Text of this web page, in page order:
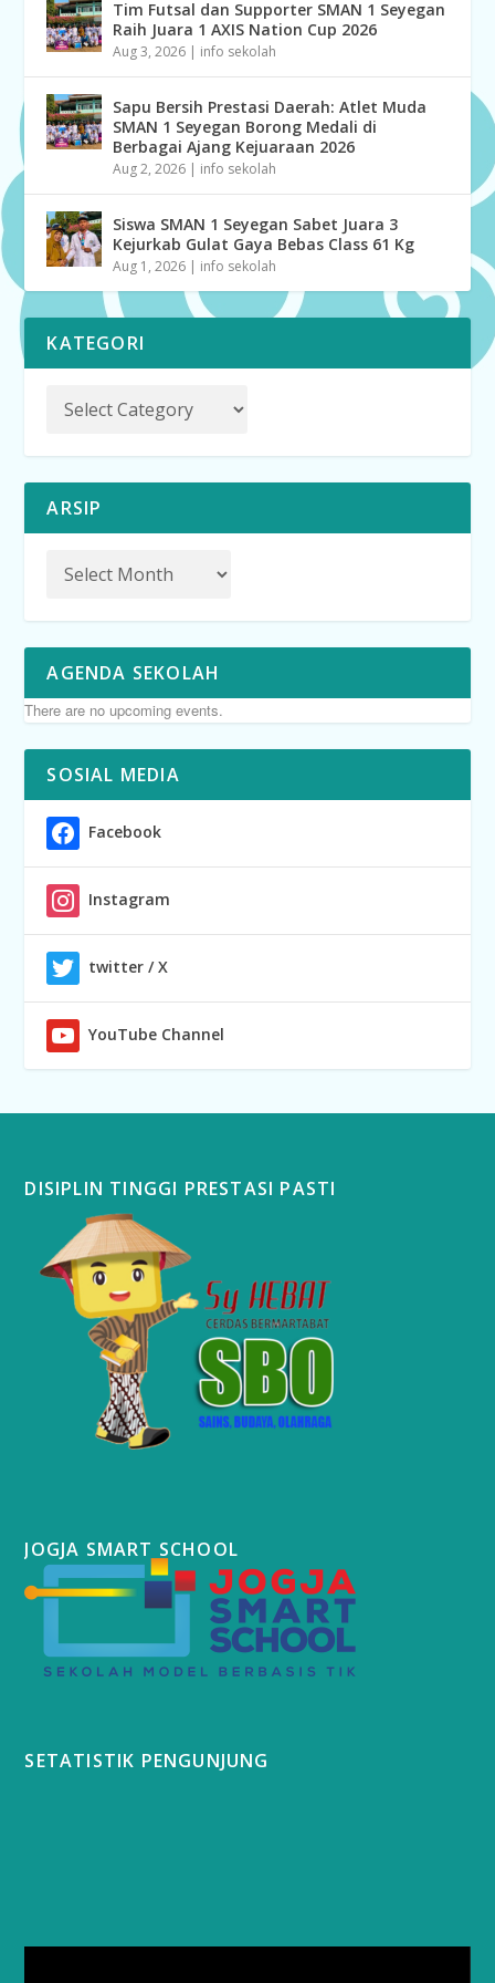
Tim Futsal dan Supporter SMAN 1 Seyegan
Raih Juara 1 AXIS Nation Cup 2026
Aug 3, 2026 | info sekolah
Sapu Bersih Prestasi Daerah: Atlet Muda
SMAN 1 Seyegan Borong Medali di
Berbagai Ajang Kejuaraan 2026
Aug 2, 2026 | info sekolah
Siswa SMAN 1 Seyegan Sabet Juara 3
Kejurkab Gulat Gaya Bebas Class 61 Kg
Aug 1, 2026 | info sekolah
KATEGORI
ARSIP
AGENDA SEKOLAH
There are no upcoming events.
SOSIAL MEDIA
Facebook
Instagram
twitter / X
YouTube Channel
DISIPLIN TINGGI PRESTASI PASTI
JOGJA SMART SCHOOL
SETATISTIK PENGUNJUNG